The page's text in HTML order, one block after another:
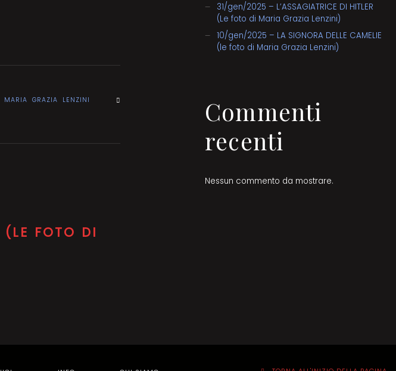
GRAZIA LENZINI
FOTO DI
31/gen/2025 – L’ASSAGIATRICE DI HITLER
(Le foto di Maria Grazia Lenzini)
10/gen/2025 – LA SIGNORA DELLE CAMELIE
(le foto di Maria Grazia Lenzini)
Commenti
recenti
Nessun commento da mostrare.